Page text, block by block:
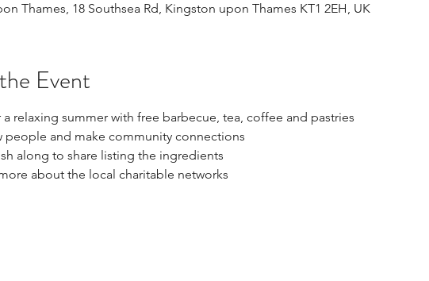
Thames, 18 Southsea Rd, Kingston upon Thames KT1 2EH, UK
Event
a relaxing summer with free barbecue, tea, coffee and pastries
people and make community connections
along to share listing the ingredients
about the local charitable networks